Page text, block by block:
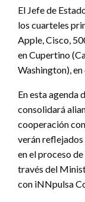
El Jefe de
los cuarteles
Apple, Cisco,
en Cupertino
Washington),
En esta agenda
consolidará
cooperación
verán reflejados
en el proceso
través del
con iNNpulsa